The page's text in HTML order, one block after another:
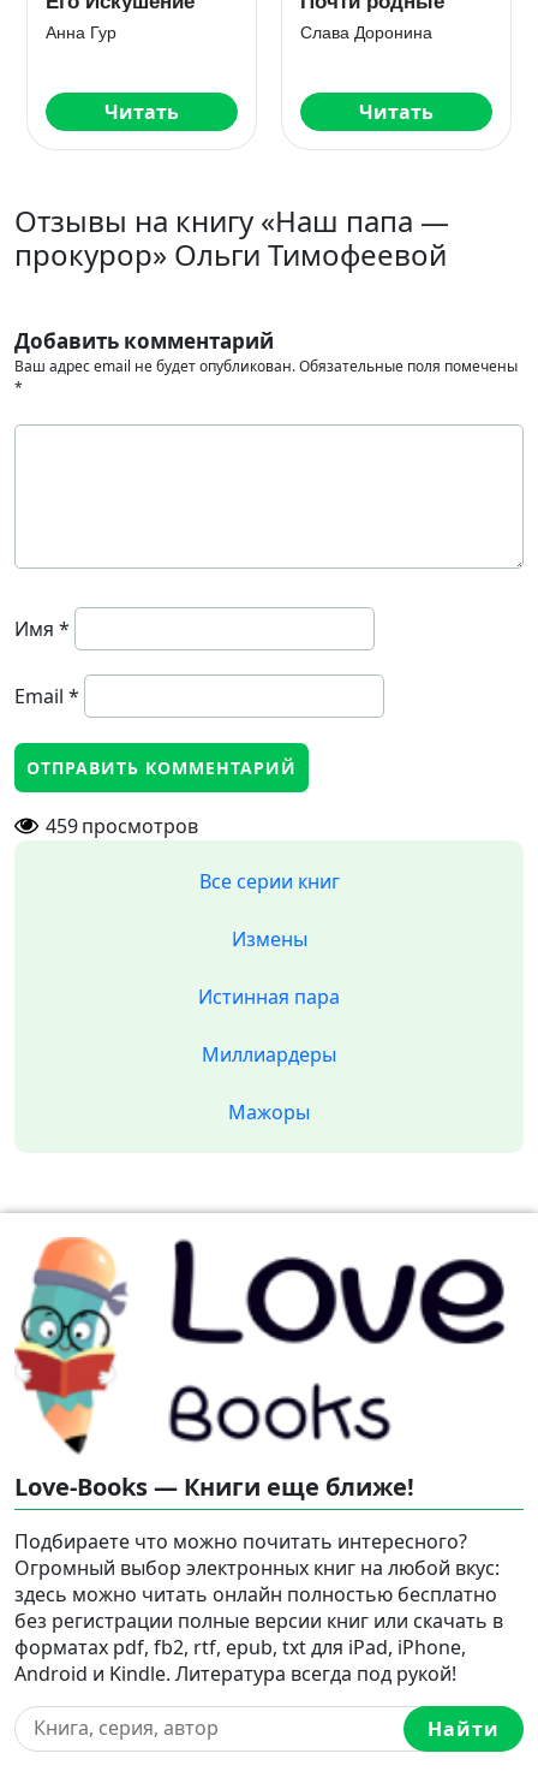
Читать Читать
Отзывы на книгу «Наш папа —
прокурор» Ольги Тимофеевой
Добавить комментарий
Ваш адрес email не будет опубликован.Обязательные поля помечены
*
Имя *
Email *
459просмотров
Все серии книг
Измены
Истинная пара
Миллиардеры
Мажоры
Love-Books — Книги еще ближе!
Подбираете что можно почитать интересного?
Огромный выбор электронных книг на любой вкус:
здесь можно читать онлайн полностью бесплатно
без регистрации полные версии книг или скачать в
форматах pdf, fb2, rtf, epub, txt для iPad, iPhone,
Android и Kindle. Литература всегда под рукой!
Найти